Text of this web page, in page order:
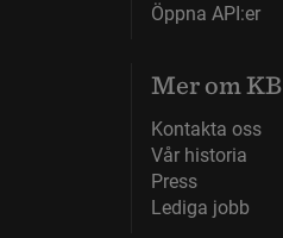
Öppna API:er
Mer om KB
Kontakta oss
Vår historia
Press
Lediga jobb